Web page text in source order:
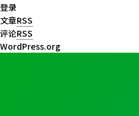
登录
文章RSS
评论RSS
WordPress.org